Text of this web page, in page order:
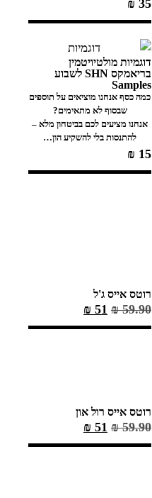
₪ 35
דוגמיות מולטיויטמין
בריאמקס SHN לשבוע
Samples
כמה כסף אנחנו מוציאים על תוספים
שבסוף לא מתאימים?
אנחנו מציעים לכם בביטחון מלא –
להתנסות בלי להשקיע הון…
₪ 15
רוטס אייס ג'ל
₪59.90
₪ 51
רוטס אייס רול און
₪59.90
₪ 51